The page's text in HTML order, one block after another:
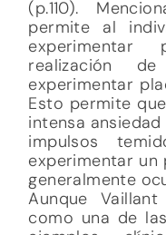
(p.110).
permite al
realización
experimentar
Esto permite
intensa
impulsos
experimentar
generalmente
Aunque
como una de